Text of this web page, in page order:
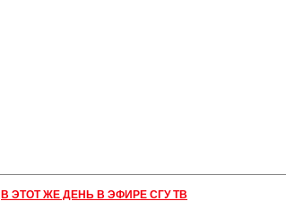
В ЭТОТ ЖЕ ДЕНЬ В ЭФИРЕ СГУ ТВ